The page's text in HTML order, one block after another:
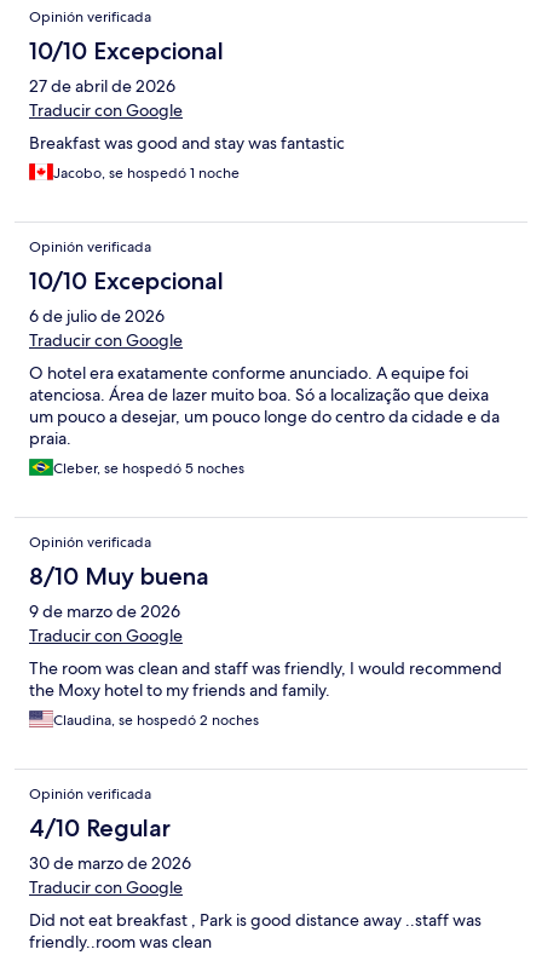
Opinión verificada
10/10 Excepcional
27 de abril de 2026
Traducir con Google
Breakfast was good and stay was fantastic
Jacobo, se hospedó 1 noche
Opinión verificada
10/10 Excepcional
6 de julio de 2026
Traducir con Google
O hotel era exatamente conforme anunciado. A equipe foi
atenciosa. Área de lazer muito boa. Só a localização que deixa
um pouco a desejar, um pouco longe do centro da cidade e da
praia.
Cleber, se hospedó 5 noches
Opinión verificada
8/10 Muy buena
9 de marzo de 2026
Traducir con Google
The room was clean and staff was friendly, I would recommend
the Moxy hotel to my friends and family.
Claudina, se hospedó 2 noches
Opinión verificada
4/10 Regular
30 de marzo de 2026
Traducir con Google
Did not eat breakfast , Park is good distance away ..staff was
friendly..room was clean